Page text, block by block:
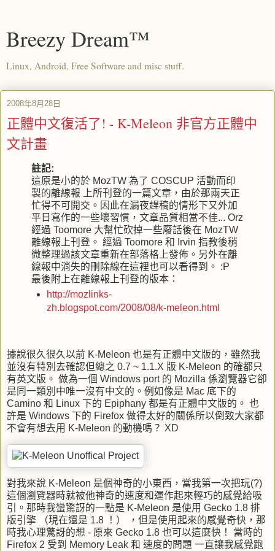
Breezy Dream™
Linux, Android, Free Software and misc stuff.
2008年8月28日
正體中文復活了! - K-Meleon 非官方正體中
文計畫
註記:
這原是小的於 MozTW 為了 COSCUP 活動而印
製的離線報 上所刊登的一篇文章，由於那兩天正
忙得不可開交。因此在漏夜趕稿的情形下又外加
平日寫作的一些壞習慣，文章品質相當不佳... Orz
經過 Toomore 大幫忙砍掉一些廢話後在 MozTW
離線報上刊登。 經過 Toomore 和 Irvin 指教後稍
微整理過該文章重新在部落格上發佈。另外在離
線報中消失的刪除線在這裡也可以看得到。 :P
最後附上在離線報上刊登的版本：
http://mozlinks-
zh.blogspot.com/2008/08/k-meleon.html
據說很久很久以前 K-Meleon 也是有正體中文版的，雖然我
並沒有特別去確認但總之 0.7 ~ 1.1.X 版 K-Meleon 的確都只
有英文版。 做為一個 Windows port的 Mozilla 係瀏覽器它卻
是同一類別中唯一沒有中文的。例如像是 Mac 底下的
Camino 和 Linux 下的 Epiphany 都是有正體中文版的。 也
許是 Windows 下的 Firefox 做得太好的關係所以倒致大家都
不會有想去用 K-Meleon 的動機嗎？ XD
對我來說 K-Meleon 是個神奇的小東西，當我第一次把玩(?)
這個瀏覽器時就被他神奇的速度和運作起來輕巧的感覺給吸
引。那時我蠻驚訝的一點是 K-Meleon 是使用 Gecko 1.8 排
版引擎 （現在還是 1.8 ！） ，但是使用起來的感覺奇快，那
時我心理驚訝的想 - 原來 Gecko 1.8 也可以這麼快！ 當時的
Firefox 2 受到 Memory Leak 和 速度的問題 一直讓我感覺跑